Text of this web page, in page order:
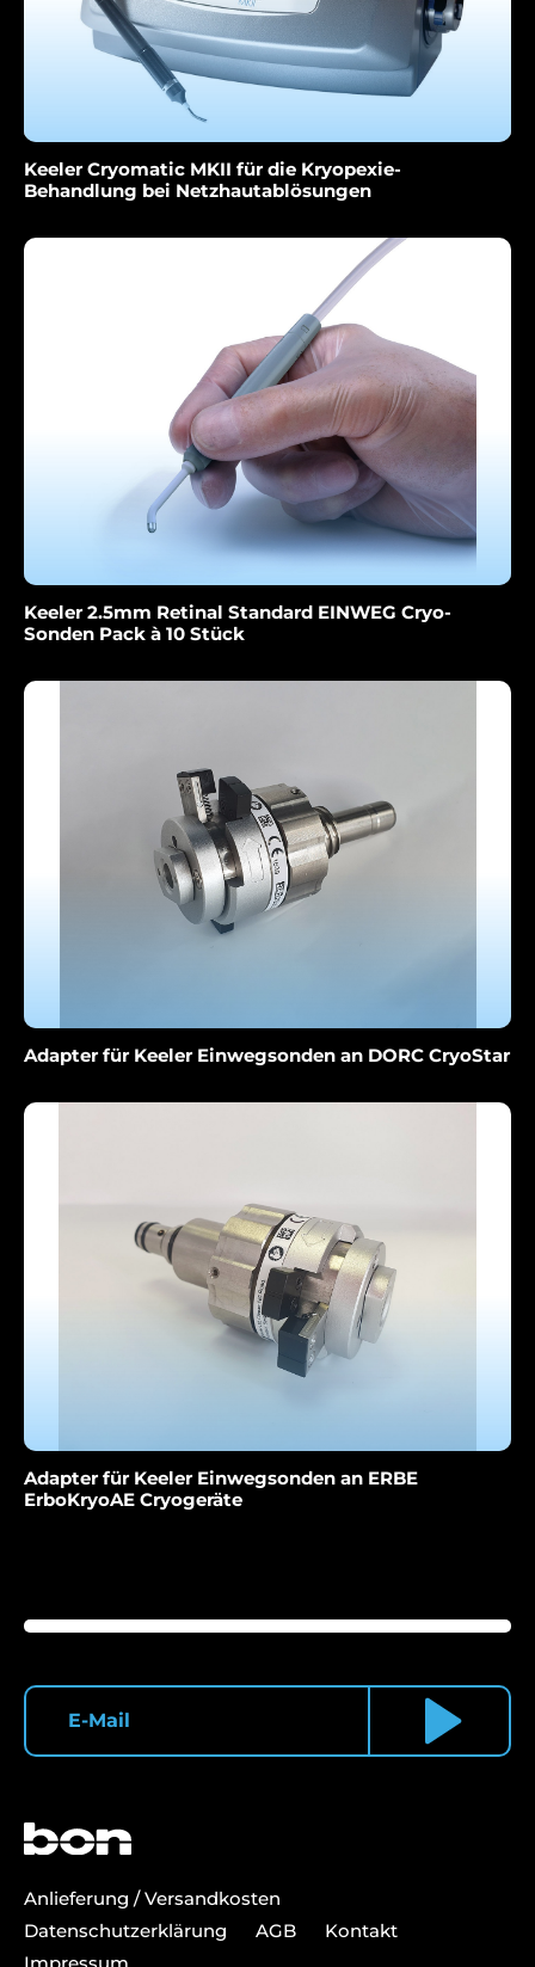
Keeler Cryomatic MKII für die Kryopexie-
Behandlung bei Netzhautablösungen
Keeler 2.5mm Retinal Standard EINWEG Cryo-
Sonden Pack à 10 Stück
Adapter für Keeler Einwegsonden an DORC CryoStar
Adapter für Keeler Einwegsonden an ERBE
ErboKryoAE Cryogeräte
Anlieferung / Versandkosten
Datenschutzerklärung
AGB
Kontakt
Impressum